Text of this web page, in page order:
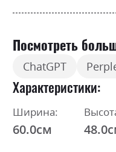
Посмотреть
ChatGPT
Характеристики
Ширина:
60.0см